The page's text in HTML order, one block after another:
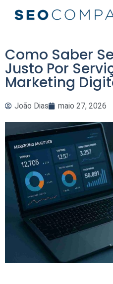
Como Saber
Justo Por
Marketing
João Dias maio 27, 2026